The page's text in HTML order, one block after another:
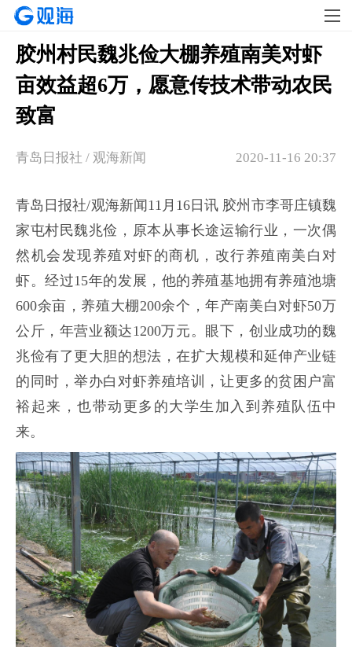
胶州村民魏兆俭大棚养殖南美对虾
亩效益超6万，愿意传技术带动农民
致富
2020-11-16 20:37
青岛日报社 / 观海新闻
青岛日报社/观海新闻11月16日讯 胶州市李哥庄镇魏
家屯村民魏兆俭，原本从事长途运输行业，一次偶
然机会发现养殖对虾的商机，改行养殖南美白对
虾。经过15年的发展，他的养殖基地拥有养殖池塘
600余亩，养殖大棚200余个，年产南美白对虾50万
公斤，年营业额达1200万元。眼下，创业成功的魏
兆俭有了更大胆的想法，在扩大规模和延伸产业链
的同时，举办白对虾养殖培训，让更多的贫困户富
裕起来，也带动更多的大学生加入到养殖队伍中
来。